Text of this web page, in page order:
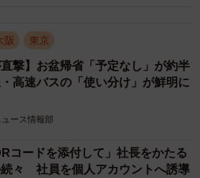
スターで試せるとあって、数
みに高額商品はスタッフへの声
質が見極められる恐さもある。
いうことなのだ。
阪 東京
直撃】お盆帰省「予定なし」が約半
高速バスの「使い分け」が鮮明に
ュース情報部
コードを添付して」社長をかたる
々 社員を個人アカウントへ誘導